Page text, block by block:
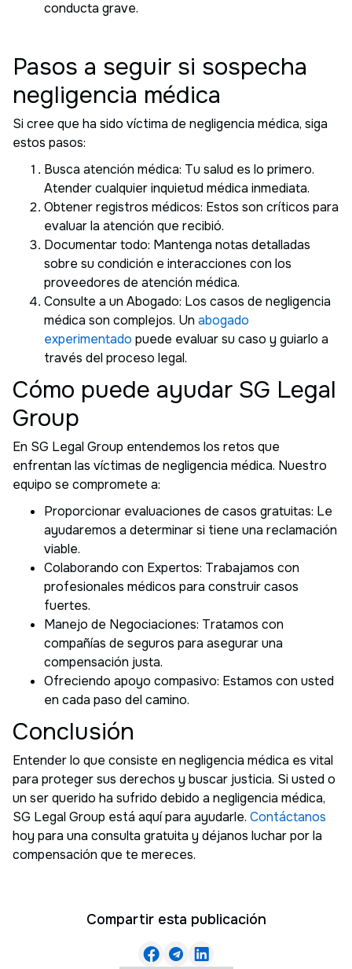
conducta grave.
Pasos a seguir si sospecha
negligencia médica
Si cree que ha sido víctima de negligencia médica, siga
estos pasos:
Busca atención médica: Tu salud es lo primero.
Atender cualquier inquietud médica inmediata.
Obtener registros médicos: Estos son críticos para
evaluar la atención que recibió.
Documentar todo: Mantenga notas detalladas
sobre su condición e interacciones con los
proveedores de atención médica.
Consulte a un Abogado: Los casos de negligencia
médica son complejos. Un abogado
experimentado puede evaluar su caso y guiarlo a
través del proceso legal.
Cómo puede ayudar SG Legal
Group
En SG Legal Group entendemos los retos que
enfrentan las víctimas de negligencia médica. Nuestro
equipo se compromete a:
Proporcionar evaluaciones de casos gratuitas: Le
ayudaremos a determinar si tiene una reclamación
viable.
Colaborando con Expertos: Trabajamos con
profesionales médicos para construir casos
fuertes.
Manejo de Negociaciones: Tratamos con
compañías de seguros para asegurar una
compensación justa.
Ofreciendo apoyo compasivo: Estamos con usted
en cada paso del camino.
Conclusión
Entender lo que consiste en negligencia médica es vital
para proteger sus derechos y buscar justicia. Si usted o
un ser querido ha sufrido debido a negligencia médica,
SG Legal Group está aquí para ayudarle. Contáctanos
hoy para una consulta gratuita y déjanos luchar por la
compensación que te mereces.
Compartir esta publicación